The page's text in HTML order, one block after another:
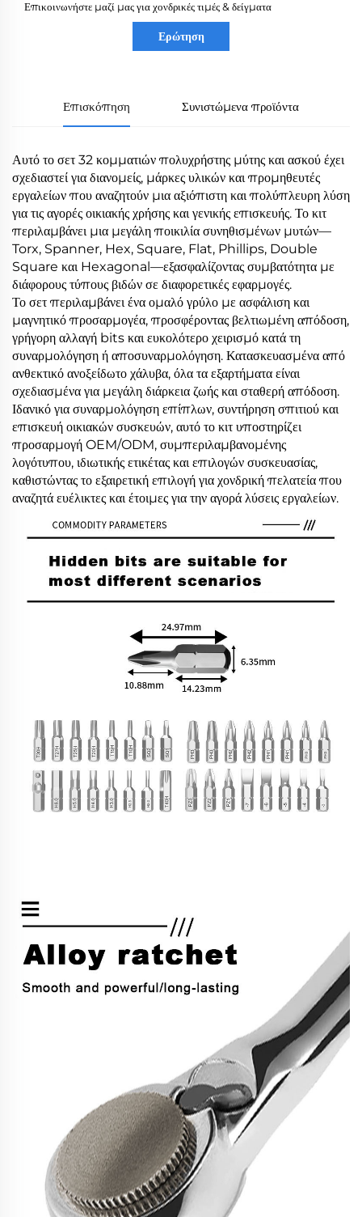
Επικοινωνήστε μαζί μας για χονδρικές τιμές & δείγματα
Ερώτηση
Επισκόπηση Συνιστώμενα προϊόντα
Αυτό το σετ 32 κομματιών πολυχρήστης μύτης και ασκού έχει
σχεδιαστεί για διανομείς, μάρκες υλικών και προμηθευτές
εργαλείων που αναζητούν μια αξιόπιστη και πολύπλευρη λύση
για τις αγορές οικιακής χρήσης και γενικής επισκευής. Το κιτ
περιλαμβάνει μια μεγάλη ποικιλία συνηθισμένων μυτών—
Torx, Spanner, Hex, Square, Flat, Phillips, Double
Square και Hexagonal—εξασφαλίζοντας συμβατότητα με
διάφορους τύπους βιδών σε διαφορετικές εφαρμογές.
Το σετ περιλαμβάνει ένα ομαλό γρύλο με ασφάλιση και
μαγνητικό προσαρμογέα, προσφέροντας βελτιωμένη απόδοση,
γρήγορη αλλαγή bits και ευκολότερο χειρισμό κατά τη
συναρμολόγηση ή αποσυναρμολόγηση. Κατασκευασμένα από
ανθεκτικό ανοξείδωτο χάλυβα, όλα τα εξαρτήματα είναι
σχεδιασμένα για μεγάλη διάρκεια ζωής και σταθερή απόδοση.
Ιδανικό για συναρμολόγηση επίπλων, συντήρηση σπιτιού και
επισκευή οικιακών συσκευών, αυτό το κιτ υποστηρίζει
προσαρμογή OEM/ODM, συμπεριλαμβανομένης
λογότυπου, ιδιωτικής ετικέτας και επιλογών συσκευασίας,
καθιστώντας το εξαιρετική επιλογή για χονδρική πελατεία που
αναζητά ευέλικτες και έτοιμες για την αγορά λύσεις εργαλείων.